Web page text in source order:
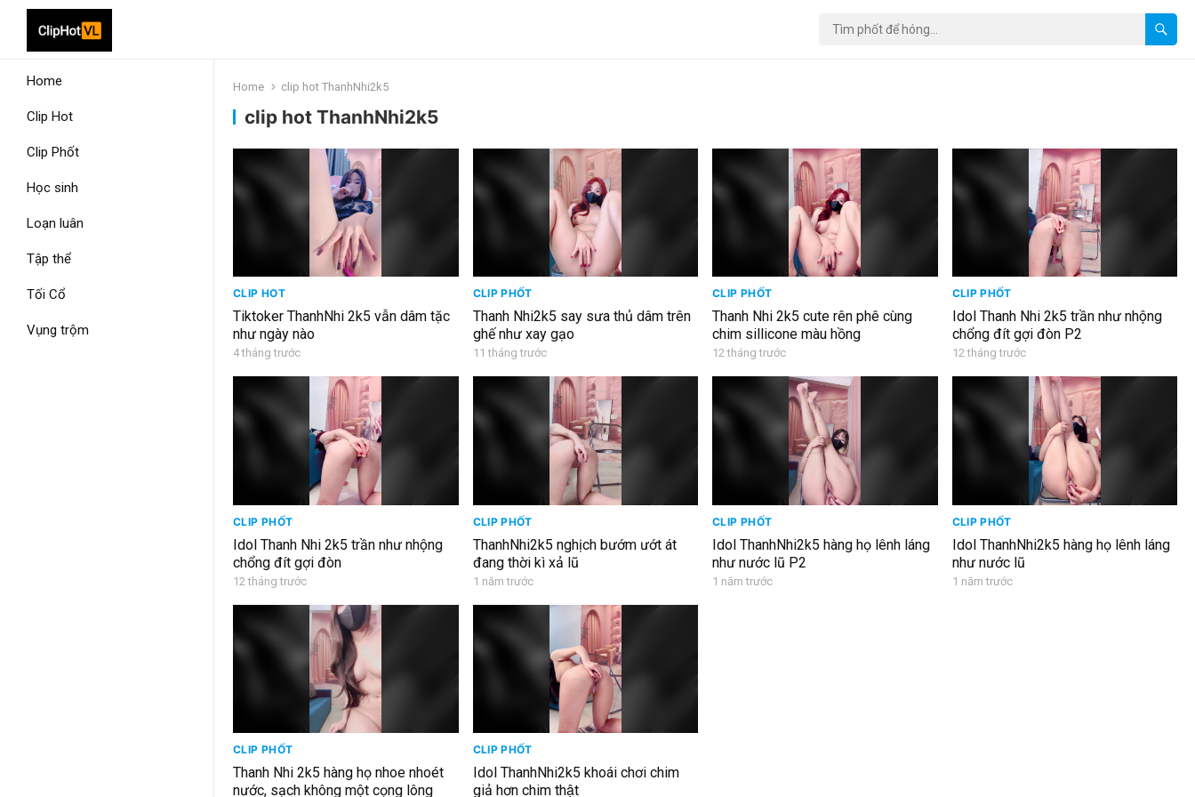
Home
Clip Hot
Clip Phốt
Học sinh
Loạn luân
Tập thể
Tối Cổ
Vụng trộm
Home clip hot ThanhNhi2k5
clip hot ThanhNhi2k5
CLIP HOT
Tiktoker ThanhNhi 2k5 vẫn dâm tặc
như ngày nào
4 tháng trước
CLIP PHỐT
Thanh Nhi2k5 say sưa thủ dâm trên
ghế như xay gạo
11 tháng trước
CLIP PHỐT
Thanh Nhi 2k5 cute rên phê cùng
chim sillicone màu hồng
12 tháng trước
CLIP PHỐT
Idol Thanh Nhi 2k5 trần như nhộng
chổng đít gợi đòn P2
12 tháng trước
CLIP PHỐT
Idol Thanh Nhi 2k5 trần như nhộng
chổng đít gợi đòn
12 tháng trước
CLIP PHỐT
ThanhNhi2k5 nghịch bướm ướt át
đang thời kì xả lũ
1 năm trước
CLIP PHỐT
Idol ThanhNhi2k5 hàng họ lênh láng
như nước lũ P2
1 năm trước
CLIP PHỐT
Idol ThanhNhi2k5 hàng họ lênh láng
như nước lũ
1 năm trước
CLIP PHỐT
Thanh Nhi 2k5 hàng họ nhoe nhoét
nước, sạch không một cọng lông
CLIP PHỐT
Idol ThanhNhi2k5 khoái chơi chim
giả hơn chim thật